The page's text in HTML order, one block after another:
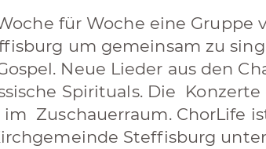
für Woche eine Gruppe
um gemeinsam zu
Neue Lieder aus den
Spirituals. Die
Zuschauerraum. ChorLife
Steffisburg